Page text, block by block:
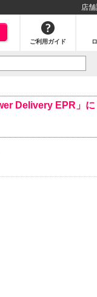
店
ご利用ガイド
大型
Delivery EPR」に